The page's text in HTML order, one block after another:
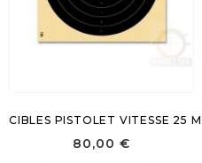
CIBLES PISTOLET VITESSE 25 M
80,00 €